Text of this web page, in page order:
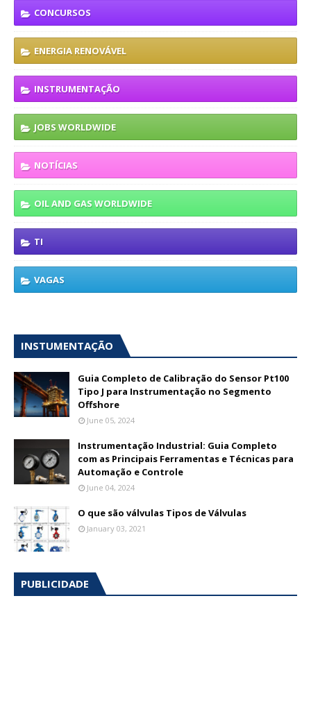
CONCURSOS
ENERGIA RENOVÁVEL
INSTRUMENTAÇÃO
JOBS WORLDWIDE
NOTÍCIAS
OIL AND GAS WORLDWIDE
TI
VAGAS
INSTUMENTAÇÃO
Guia Completo de Calibração do Sensor Pt100
Tipo J para Instrumentação no Segmento
Offshore
June 05, 2024
Instrumentação Industrial: Guia Completo
com as Principais Ferramentas e Técnicas para
Automação e Controle
June 04, 2024
O que são válvulas Tipos de Válvulas
January 03, 2021
PUBLICIDADE